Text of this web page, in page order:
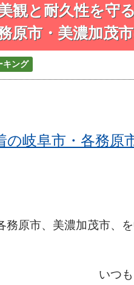
観と耐久性を守
原市・美濃加茂
キング
の岐阜市・各務原
務原市、美濃加茂市、
いつ